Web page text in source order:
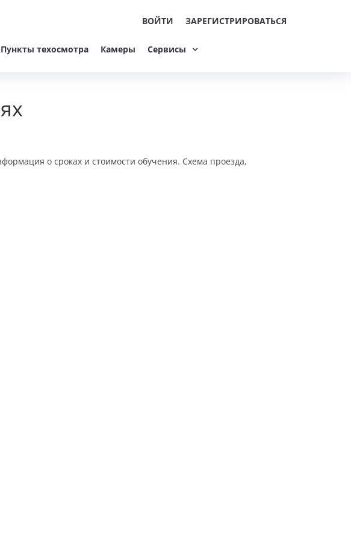
ВОЙТИ ЗАРЕГИСТРИРОВАТЬСЯ
Пункты техосмотра Камеры Сервисы
о сроках и стоимости обучения. Схема проезда,